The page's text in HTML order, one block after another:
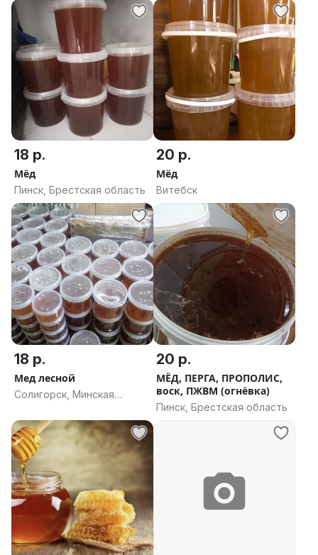
18 р.
Мёд
Пинск, Брестская область
20 р.
Мёд
Витебск
18 р.
Мед лесной
Солигорск, Минская
20 р.
МЁД, ПЕРГА, ПРОПОЛИС,
воск, ПЖВМ (огнёвка)
Пинск, Брестская область